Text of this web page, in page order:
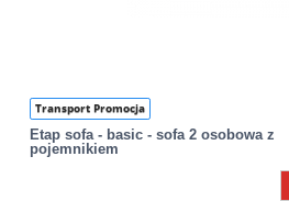
Transport Promocja
Etap sofa - basic - sofa 2 osobowa z
pojemnikiem